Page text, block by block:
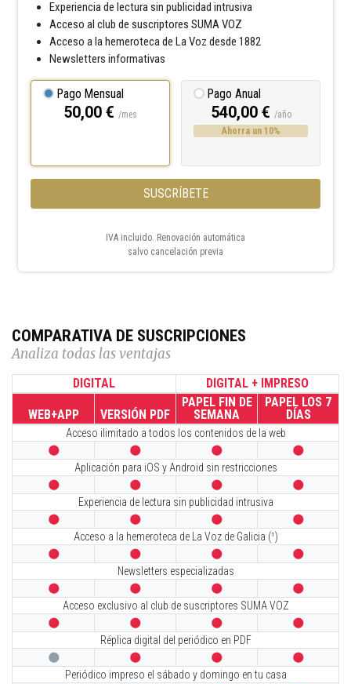
Experiencia de lectura sin publicidad intrusiva
Acceso al club de suscriptores SUMA VOZ
Acceso a la hemeroteca de La Voz desde 1882
Newsletters informativas
Pago Mensual
50,00 € /mes
Pago Anual
540,00 € /año
Ahorra un 10%
SUSCRÍBETE
IVA incluido. Renovación automática
salvo cancelación previa
COMPARATIVA DE SUSCRIPCIONES
Analiza todas las ventajas
DIGITAL DIGITAL + IMPRESO
WEB+APP VERSIÓN PDF
PAPEL FIN DE
SEMANA
PAPEL LOS 7
DÍAS
Acceso ilimitado a todos los contenidos de la web
   
Aplicación para iOS y Android sin restricciones
   
Experiencia de lectura sin publicidad intrusiva
   
Acceso a la hemeroteca de La Voz de Galicia (¹)
   
Newsletters especializadas
   
Acceso exclusivo al club de suscriptores SUMA VOZ
   
Réplica digital del periódico en PDF
   
Periódico impreso el sábado y domingo en tu casa